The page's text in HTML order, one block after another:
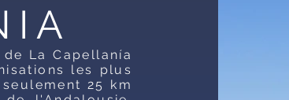
La Capellanía
les plus
25 km